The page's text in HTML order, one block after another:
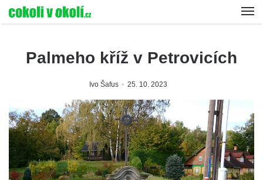
Palmeho kříž v Petrovicích
Ivo Šafus 25. 10. 2023